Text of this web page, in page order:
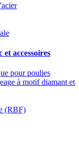
accessoires
pour poulies
à motif diamant et
(RBF)